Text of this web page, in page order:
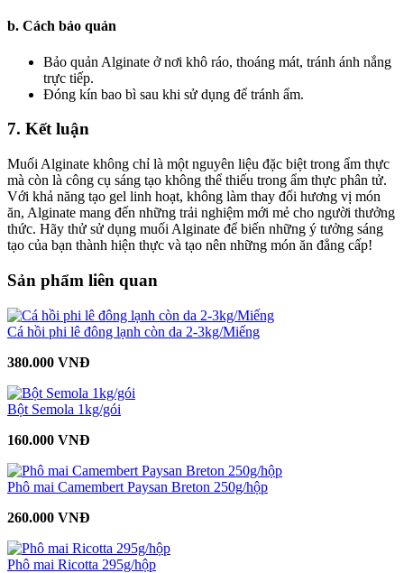
b. Cách bảo quản
Bảo quản Alginate ở nơi khô ráo, thoáng mát, tránh ánh nắng
trực tiếp.
Đóng kín bao bì sau khi sử dụng để tránh ẩm.
7. Kết luận
Muối Alginate không chỉ là một nguyên liệu đặc biệt trong ẩm thực
mà còn là công cụ sáng tạo không thể thiếu trong ẩm thực phân tử.
Với khả năng tạo gel linh hoạt, không làm thay đổi hương vị món
ăn, Alginate mang đến những trải nghiệm mới mẻ cho người thưởng
thức. Hãy thử sử dụng muối Alginate để biến những ý tưởng sáng
tạo của bạn thành hiện thực và tạo nên những món ăn đẳng cấp!
Sản phẩm liên quan
Cá hồi phi lê đông lạnh còn da 2-3kg/Miếng
380.000 VNĐ
Bột Semola 1kg/gói
160.000 VNĐ
Phô mai Camembert Paysan Breton 250g/hộp
260.000 VNĐ
Phô mai Ricotta 295g/hộp